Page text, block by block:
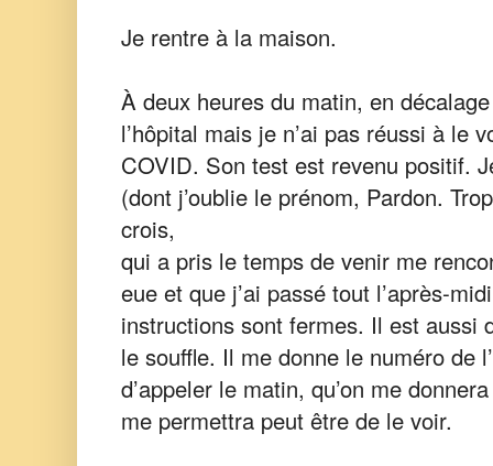
Je rentre à la maison.
À deux heures du matin, en
l’hôpital mais je n’ai pas réussi à le
COVID. Son test est revenu positif.
(dont j’oublie le prénom, Pardon.
crois,
qui a pris le temps de venir me
eue et que j’ai passé tout l’après-
instructions sont fermes. Il est aussi
le souffle. Il me donne le numéro de
d’appeler le matin, qu’on me
me permettra peut être de le voir.